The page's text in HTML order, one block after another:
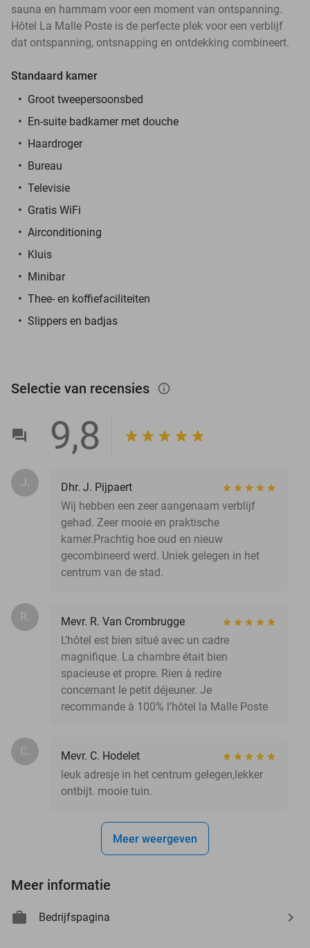
sauna en hammam voor een moment van ontspanning.
Hôtel La Malle Poste is de perfecte plek voor een verblijf
dat ontspanning, ontsnapping en ontdekking combineert.
Standaard kamer
Groot tweepersoonsbed
En-suite badkamer met douche
Haardroger
Bureau
Televisie
Gratis WiFi
Airconditioning
Kluis
Minibar
Thee- en koffiefaciliteiten
Slippers en badjas
Selectie van recensies info_outlined
9,8
J.
Dhr. J. Pijpaert
Wij hebben een zeer aangenaam verblijf
gehad. Zeer mooie en praktische
kamer.Prachtig hoe oud en nieuw
gecombineerd werd. Uniek gelegen in het
centrum van de stad.
R.
Mevr. R. Van Crombrugge
L’hôtel est bien situé avec un cadre
magnifique. La chambre était bien
spacieuse et propre. Rien à redire
concernant le petit déjeuner. Je
recommande à 100% l’hôtel la Malle Poste
C.
Mevr. C. Hodelet
leuk adresje in het centrum gelegen,lekker
ontbijt. mooie tuin.
Meer weergeven
Meer informatie
Bedrijfspagina